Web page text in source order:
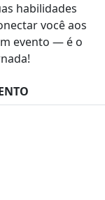
habilidades
você aos
evento — é o